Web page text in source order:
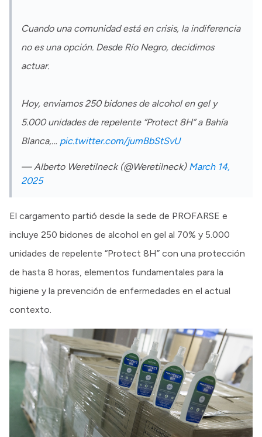
Cuando una comunidad está en crisis, la indiferencia
no es una opción. Desde Río Negro, decidimos
actuar.
Hoy, enviamos 250 bidones de alcohol en gel y
5.000 unidades de repelente “Protect 8H” a Bahía
Blanca,… pic.twitter.com/jumBbStSvU
— Alberto Weretilneck (@Weretilneck) March 14,
2025
El cargamento partió desde la sede de PROFARSE e
incluye 250 bidones de alcohol en gel al 70% y 5.000
unidades de repelente “Protect 8H” con una protección
de hasta 8 horas, elementos fundamentales para la
higiene y la prevención de enfermedades en el actual
contexto.